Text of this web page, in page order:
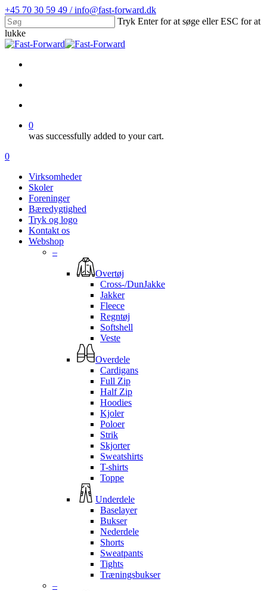
Skip
to
main
content
+45 70 30 59 49 / info@fast-forward.dk
Tryk Enter for at søge eller ESC for at
lukke
Close
0
was successfully added to your cart.
Menu
search
account
0
Virksomheder
Skoler
Foreninger
Bæredygtighed
Tryk og logo
Kontakt os
Webshop
–
Overtøj
Cross-/DunJakke
Jakker
Fleece
Regntøj
Softshell
Veste
Overdele
Cardigans
Full Zip
Half Zip
Hoodies
Kjoler
Poloer
Strik
Skjorter
Sweatshirts
T-shirts
Toppe
Underdele
Baselayer
Bukser
Nederdele
Shorts
Sweatpants
Tights
Træningsbukser
–